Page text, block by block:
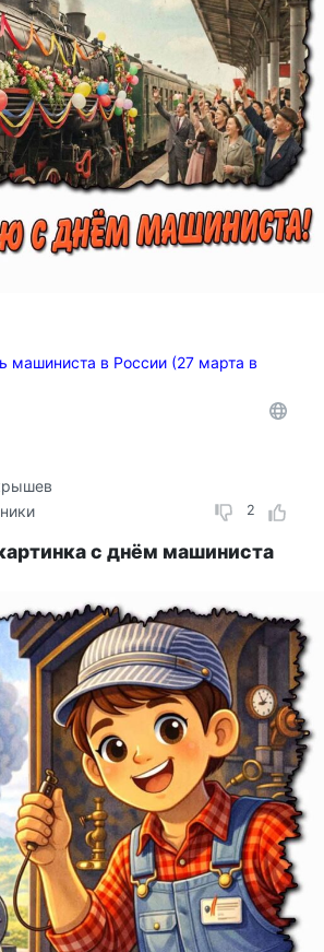
машиниста в России (27 марта в
2
с днём машиниста